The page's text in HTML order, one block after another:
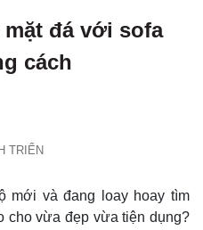
đá với sofa
cách
TRIỂN
mới và đang loay hoay tìm
cho vừa đẹp vừa tiện dụng?